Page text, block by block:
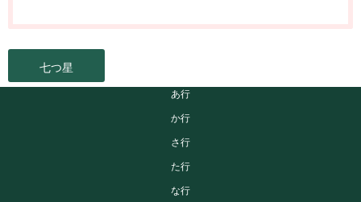
七つ星
あ行
か行
さ行
た行
な行